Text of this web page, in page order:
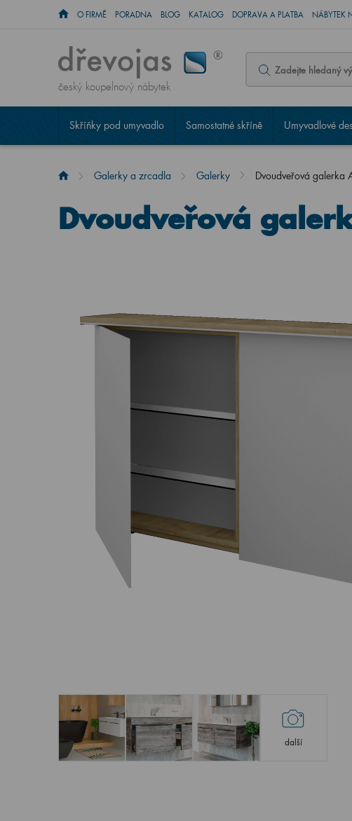
O FIRMĚ PORADNA BLOG KATALOG DOPRAVA A PLATBA NÁBYTEK
český koupelnový nábytek
Skříňky pod umyvadlo Samostatné skříně Umyvadlové
Galerky a zrcadla Galerky Dvoudveřová
Dvoudveřová
další